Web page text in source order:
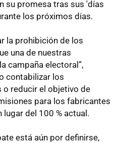
su promesa tras sus 'días
los próximos días.
la prohibición de los
una de nuestras
campaña electoral”,
contabilizar los
reducir el objetivo de
para los fabricantes
lugar del 100 % actual.
está aún por definirse,